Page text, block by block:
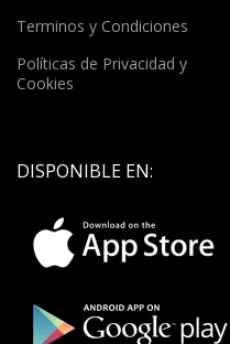
Terminos y Condiciones
Políticas de Privacidad y
Cookies
DISPONIBLE EN: